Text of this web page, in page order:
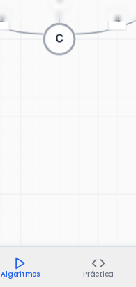
Algoritmos Práctica